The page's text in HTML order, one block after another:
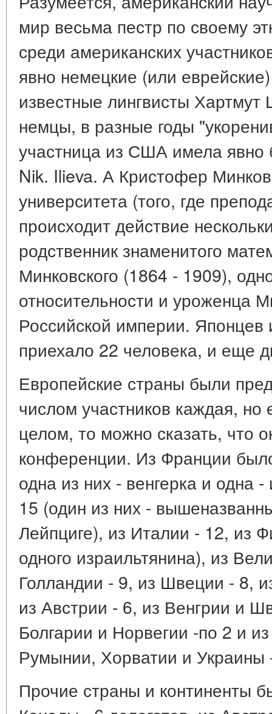
мир весьма пестр по своему
среди американских
явно немецкие (или
известные лингвисты
немцы, в разные годы
участница из США имела явно
Nik. Ilieva. А Кристофер
университета (того, где
происходит действие
родственник знаменитого
Минковского (1864 - 1909),
относительности и уроженца
Российской империи.
приехало 22 человека, и еще
Европейские страны были
числом участников каждая, но
целом, то можно сказать, что
конференции. Из Франции
одна из них - венгерка и одна
15 (один из них -
Лейпциге), из Италии - 12, из
одного израильтянина), из
Голландии - 9, из Швеции - 8,
из Австрии - 6, из Венгрии и
Болгарии и Норвегии -по 2 и
Румынии, Хорватии и Украины
Прочие страны и континенты